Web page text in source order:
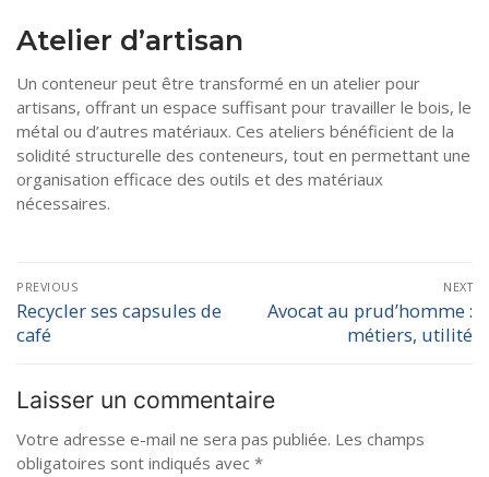
Atelier d’artisan
Un conteneur peut être transformé en un atelier pour
artisans, offrant un espace suffisant pour travailler le bois, le
métal ou d’autres matériaux. Ces ateliers bénéficient de la
solidité structurelle des conteneurs, tout en permettant une
organisation efficace des outils et des matériaux
nécessaires.
PREVIOUS
Recycler ses capsules de
café
NEXT
Avocat au prud’homme :
métiers, utilité
Laisser un commentaire
Votre adresse e-mail ne sera pas publiée. Les champs
obligatoires sont indiqués avec *